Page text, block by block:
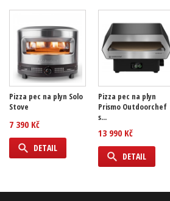
Pizza pec na plyn Solo
Stove
7 390 Kč
DETAIL
Pizza pec na plyn
Prismo Outdoorchef
s...
13 990 Kč
DETAIL